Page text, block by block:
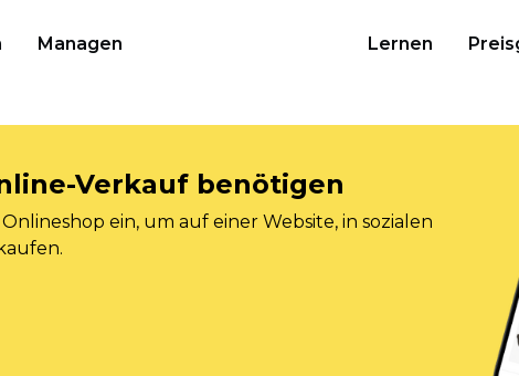
Managen Lernen
Verkauf benötigen
ein, um auf einer Website, in sozialen